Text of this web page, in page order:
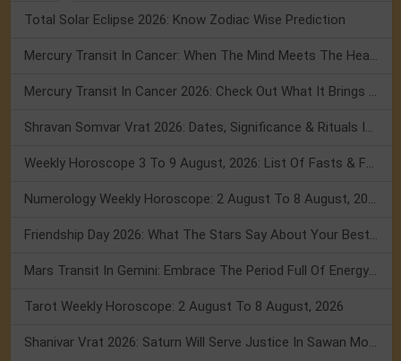
Total Solar Eclipse 2026: Know Zodiac Wise Prediction
Tarot Weekly Horoscope: 2 August To 8 August, 2026